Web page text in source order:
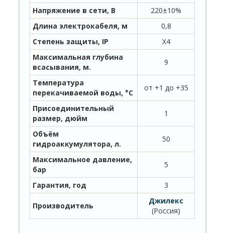
Напряжение в сети, В
220±10%
Длина электрокабеля, м
0,8
Степень защиты, IP
X4
Максимальная глубина
всасывания, м.
9
Температура
перекачиваемой воды, °С
от +1 до +35
Присоединительный
размер, дюйм
1
Объём
гидроаккумулятора, л.
50
Максимальное давление,
бар
5
Гарантия, год 3
Производитель
Джилекс
(Россия)